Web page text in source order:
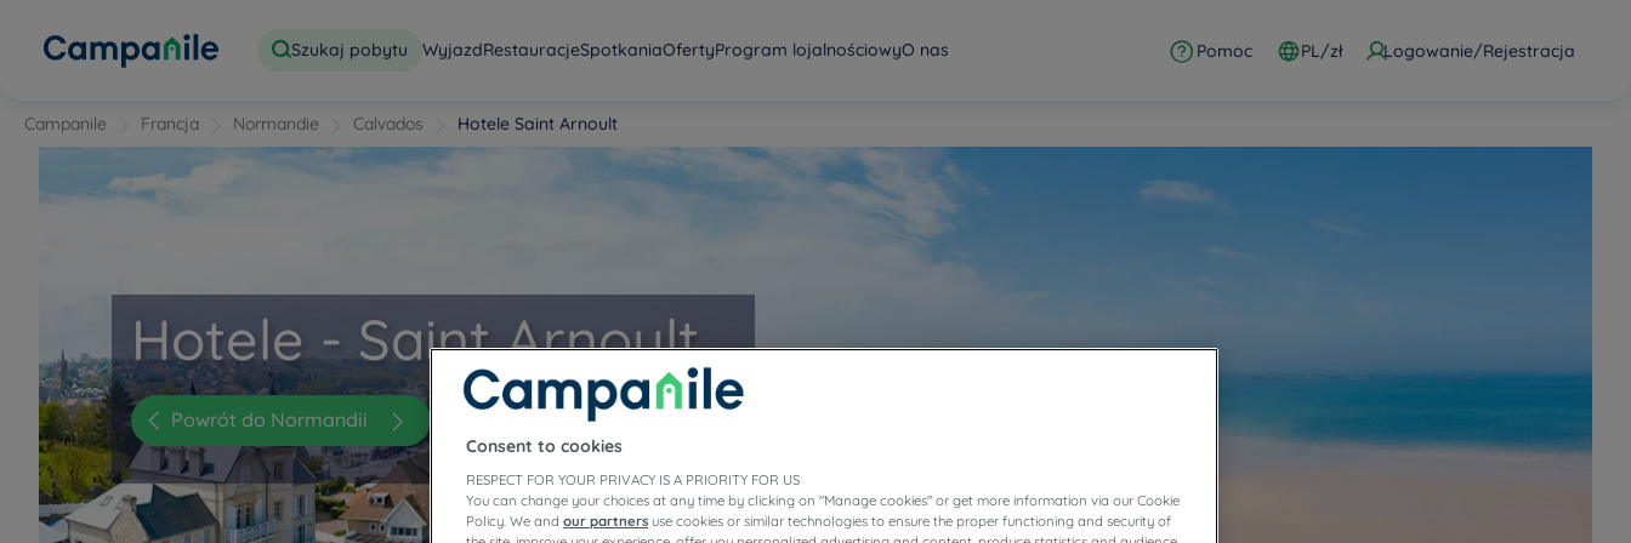
Szukaj pobytu WyjazdRestauracjeSpotkaniaOfertyProgram lojalnościowyO nas Pomoc PL/zł Logowanie/Rejestracja
Campanile Francja Normandie Calvados Hotele Saint Arnoult
Hotele - Saint Arnoult
Powrót do Normandii
Consent to cookies
RESPECT FOR YOUR PRIVACY IS A PRIORITY FOR US
You can change your choices at any time by clicking on "Manage cookies" or get more information via our Cookie
Policy. We and our partners use cookies or similar technologies to ensure the proper functioning and security of